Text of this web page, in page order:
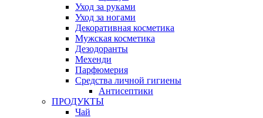
Уход за руками
Уход за ногами
Декоративная косметика
Мужская косметика
Дезодоранты
Мехенди
Парфюмерия
Средства личной гигиены
Антисептики
ПРОДУКТЫ
Чай